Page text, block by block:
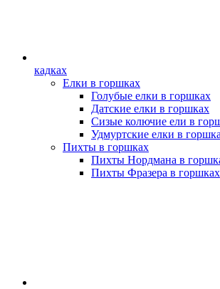
кадках
Елки в горшках
Голубые елки в горшках
Датские елки в горшках
Сизые колючие ели в
Удмуртские елки в
Пихты в горшках
Пихты Нордмана в
Пихты Фразера в горшках